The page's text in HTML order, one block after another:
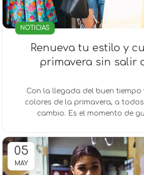
NOTICIAS
Renueva tu estilo y
primavera sin salir
Con la llegada del buen tiempo
colores de la primavera, a
cambio. Es el momento de
05
MAY